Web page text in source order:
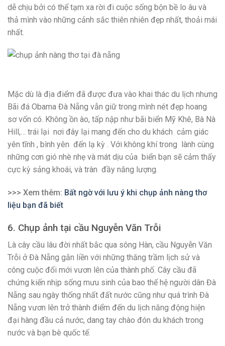
dễ chịu bởi có thể tạm xa rời đi cuộc sống bộn bề lo âu và
thả mình vào những cảnh sắc thiên nhiên đẹp nhất, thoải mái
nhất.
Mặc dù là địa điểm đã được đưa vào khai thác du lịch nhưng
Bãi đá Obama Đà Nẵng vẫn giữ trong mình nét đẹp hoang
sơ vốn có. Không ồn ào, tấp nập như bãi biển Mỹ Khê, Bà Nà
Hill,… trái lại nơi đây lại mang đến cho du khách cảm giác
yên tĩnh , bình yên đến lạ kỳ . Với không khí trong lành cùng
những cơn gió nhè nhẹ và mát dịu của biển bạn sẽ cảm thấy
cực kỳ sảng khoái, và tràn đầy năng lượng.
>>> Xem thêm: Bất ngờ với lưu ý khi chụp ảnh nàng thơ
liệu bạn đã biết
6. Chụp ảnh tại cầu Nguyễn Văn Trỗi
Là cây cầu lâu đời nhất bắc qua sông Hàn, cầu Nguyễn Văn
Trỗi ở Đà Nẵng gắn liền với những thăng trầm lịch sử và
công cuộc đổi mới vươn lên của thành phố. Cây cầu đã
chứng kiến nhịp sống mưu sinh của bao thế hệ người dân Đà
Nẵng sau ngày thống nhất đất nước cũng như quá trình Đà
Nẵng vươn lên trở thành điểm đến du lịch năng động hiện
đại hàng đầu cả nước, dang tay chào đón du khách trong
nước và bạn bè quốc tế.